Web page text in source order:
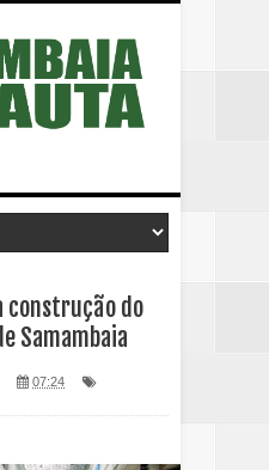
construção do
Samambaia
07:24